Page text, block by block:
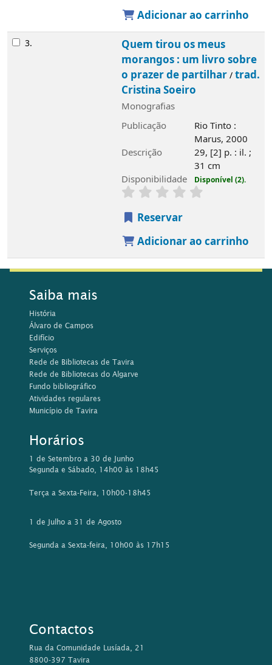
Adicionar ao carrinho
3.
Quem tirou os meus
morangos : um livro sobre
o prazer de partilhar/trad.
Cristina Soeiro
Monografias
Publicação
Rio Tinto :
Marus, 2000
Descrição
29, [2] p. : il. ;
31 cm
Disponibilidade
Disponível (2).
Reservar
Adicionar ao carrinho
Saiba mais
História
Álvaro de Campos
Edifício
Serviços
Rede de Bibliotecas de Tavira
Rede de Bibliotecas do Algarve
Fundo bibliográfico
Atividades regulares
Município de Tavira
Horários
1 de Setembro a 30 de Junho
Segunda e Sábado, 14h00 às 18h45
Terça a Sexta-Feira, 10h00-18h45
1 de Julho a 31 de Agosto
Segunda a Sexta-feira, 10h00 às 17h15
Contactos
Rua da Comunidade Lusíada, 21
8800-397 Tavira